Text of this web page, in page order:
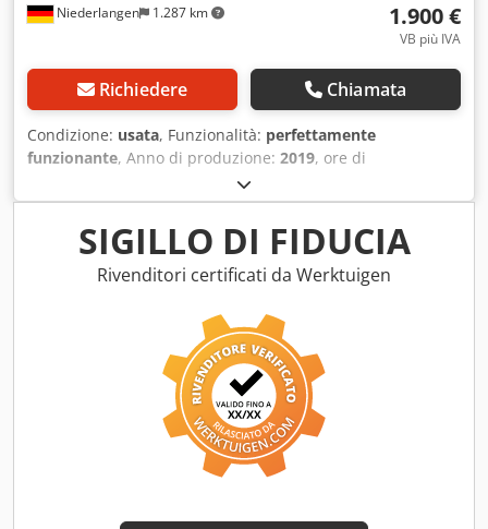
Niederlangen 1.287 km 1.900 €
VB più IVA
Richiedere Chiamata
Condizione: usata, Funzionalità: perfettamente
funzionante, Anno di produzione: 2019, ore di
, portata:
carburante:elettrico, tipo di montante:Simplex, tipo di
trazione: Elektro, Carrello elevatore a medio carico per il
prelievo di merci Tipo di albero: standard Condizioni:
pronto all'uso e perfettamente funzionante Condizioni
PzS Crodpfx Ajzqwt Tjg Dsf Anno di fabbricazione della
SIGILLO DI FIDUCIA
Rivenditori certificati da Werktuigen